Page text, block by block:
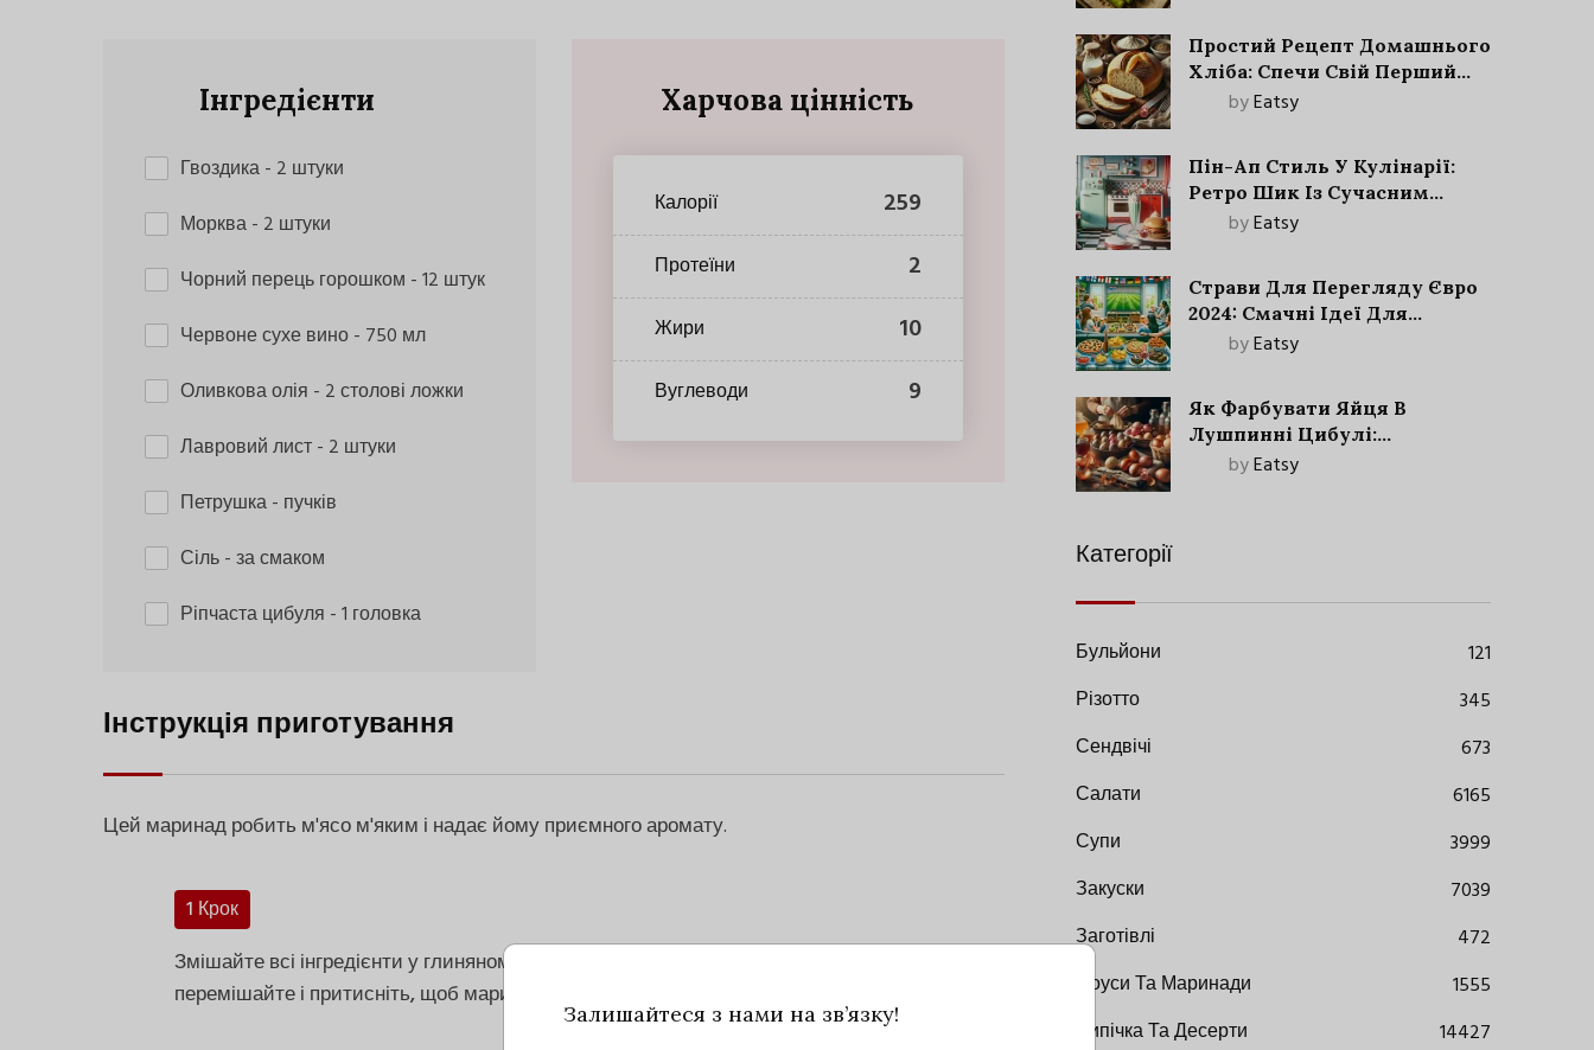
Інгредієнти
Гвоздика- 2 штуки
Морква- 2 штуки
Чорний перець горошком - 12 штук
Червоне сухе вино- 750 мл
Оливкова олія - 2 столові ложки
Лавровий лист- 2 штуки
Петрушка- пучків
Сіль- за смаком
Ріпчаста цибуля - 1 головка
Харчова цінність
Калорії 259
Протеїни 2
Жири 10
Вуглеводи 9
Інструкція приготування
Цей маринад робить м'ясо м'яким і надає йому приємного аромату.
1 Крок
Змішайте всі інгредієнти у глиняному посуді. Укладіть у маринад м'ясо,
перемішайте і притисніть, щоб маринад покривав його.
Простий Рецепт Домашнього
Хліба: Спечи Свій Перший
Запашний Хліб!
byEatsy
Пін-Ап Стиль У Кулінарії:
Ретро Шик Із Сучасним
Акцентом
byEatsy
Страви Для Перегляду Євро
2024: Смачні Ідеї Для
Футбольного Свята
byEatsy
Як Фарбувати Яйця В
Лушпинні Цибулі:
Старовинний Метод З
byEatsy
Категорії
Бульйони
121
Різотто
345
Сендвічі
673
Салати
6165
Супи
3999
Закуски
7039
Заготівлі
472
Соуси Та Маринади
1555
Випічка Та Десерти
14427
Залишайтеся з нами на зв’язку!